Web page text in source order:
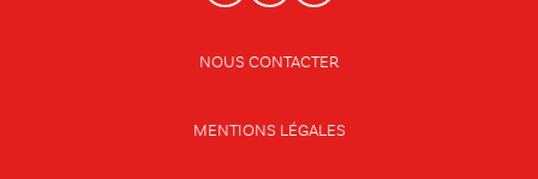
NOUS CONTACTER
MENTIONS LÉGALES